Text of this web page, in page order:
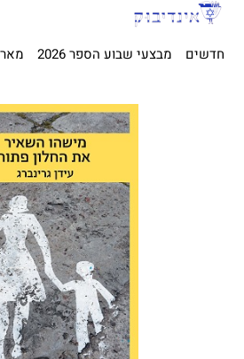
חדשים מבצעי שבוע הספר 2026